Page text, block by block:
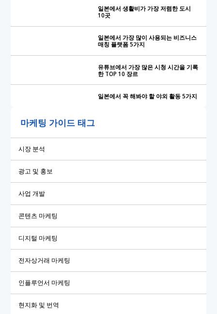
일본에서 생활비가 가장 저렴한 도시
10곳
일본에서 가장 많이 사용되는 비즈니스
매칭 플랫폼 5가지
유튜브에서 가장 많은 시청 시간을 기록
한 TOP 10 장르
일본에서 꼭 해봐야 할 야외 활동 5가지
마케팅 가이드 태그
시장 분석
광고 및 홍보
사업 개발
콘텐츠 마케팅
디지털 마케팅
전자상거래 마케팅
인플루언서 마케팅
현지화 및 번역